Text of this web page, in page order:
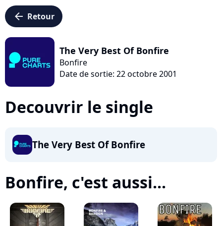
arrow_left Retour
The Very Best Of Bonfire
Bonfire
Date de sortie: 22 octobre 2001
Decouvrir le single
The Very Best Of Bonfire
Bonfire, c'est aussi...